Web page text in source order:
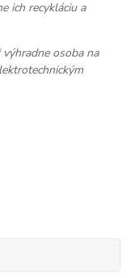
ich recykláciu a
osoba na